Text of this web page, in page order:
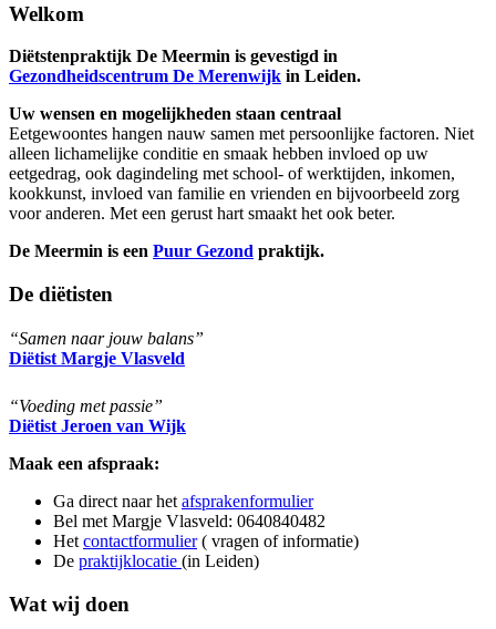
Welkom
Diëtstenpraktijk De Meermin is gevestigd in
Gezondheidscentrum De Merenwijk in Leiden.
Uw wensen en mogelijkheden staan centraal
Eetgewoontes hangen nauw samen met persoonlijke factoren. Niet
alleen lichamelijke conditie en smaak hebben invloed op uw
eetgedrag, ook dagindeling met school- of werktijden, inkomen,
kookkunst, invloed van familie en vrienden en bijvoorbeeld zorg
voor anderen. Met een gerust hart smaakt het ook beter.
De Meermin is een Puur Gezond praktijk.
De diëtisten
“Samen naar jouw balans”
Diëtist Margje Vlasveld
“Voeding met passie”
Diëtist Jeroen van Wijk
Maak een afspraak:
Ga direct naar het afsprakenformulier
Bel met Margje Vlasveld: 0640840482
Het contactformulier( vragen of informatie)
De praktijklocatie (in Leiden)
Wat wij doen